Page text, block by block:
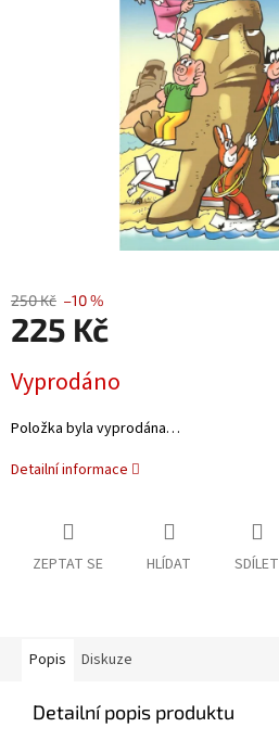
250 Kč –10 %
225 Kč
cena:
Vyprodáno
Položka byla vyprodána…
Detailní informace
ZEPTAT SE HLÍDAT SDÍLET
Popis Diskuze
Detailní popis produktu